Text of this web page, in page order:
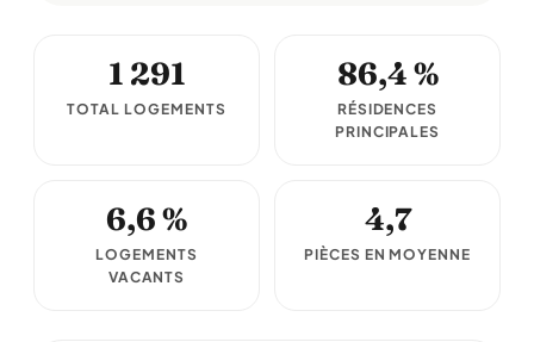
1 291
TOTAL LOGEMENTS
86,4 %
RÉSIDENCES
PRINCIPALES
6,6 %
LOGEMENTS
VACANTS
4,7
PIÈCES EN MOYENNE